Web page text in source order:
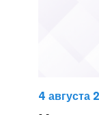
4 августа